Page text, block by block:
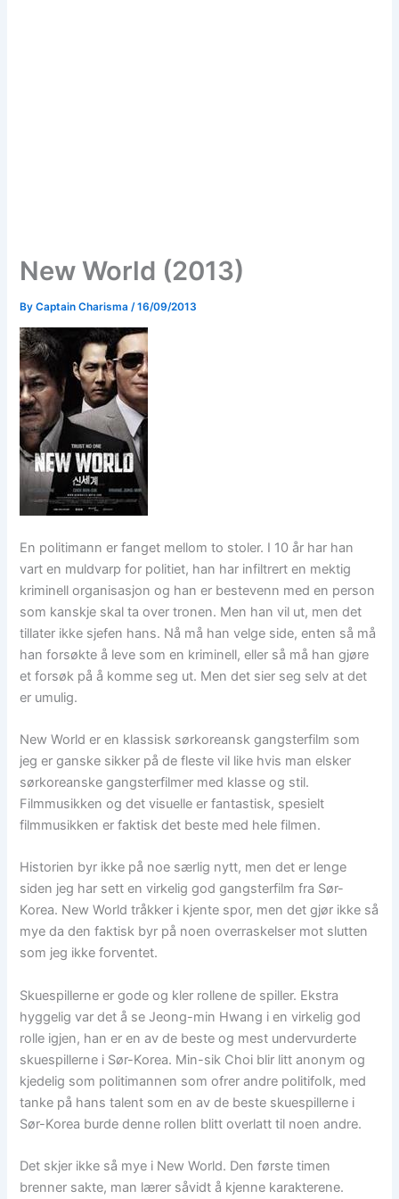
New World (2013)
ByCaptain Charisma /16/09/2013
En politimann er fanget mellom to stoler. I 10 år har han
vart en muldvarp for politiet, han har infiltrert en mektig
kriminell organisasjon og han er bestevenn med en person
som kanskje skal ta over tronen. Men han vil ut, men det
tillater ikke sjefen hans. Nå må han velge side, enten så må
han forsøkte å leve som en kriminell, eller så må han gjøre
et forsøk på å komme seg ut. Men det sier seg selv at det
er umulig.
New World er en klassisk sørkoreansk gangsterfilm som
jeg er ganske sikker på de fleste vil like hvis man elsker
sørkoreanske gangsterfilmer med klasse og stil.
Filmmusikken og det visuelle er fantastisk, spesielt
filmmusikken er faktisk det beste med hele filmen.
Historien byr ikke på noe særlig nytt, men det er lenge
siden jeg har sett en virkelig god gangsterfilm fra Sør-
Korea. New World tråkker i kjente spor, men det gjør ikke så
mye da den faktisk byr på noen overraskelser mot slutten
som jeg ikke forventet.
Skuespillerne er gode og kler rollene de spiller. Ekstra
hyggelig var det å se Jeong-min Hwang i en virkelig god
rolle igjen, han er en av de beste og mest undervurderte
skuespillerne i Sør-Korea. Min-sik Choi blir litt anonym og
kjedelig som politimannen som ofrer andre politifolk, med
tanke på hans talent som en av de beste skuespillerne i
Sør-Korea burde denne rollen blitt overlatt til noen andre.
Det skjer ikke så mye i New World. Den første timen
brenner sakte, man lærer såvidt å kjenne karakterene.